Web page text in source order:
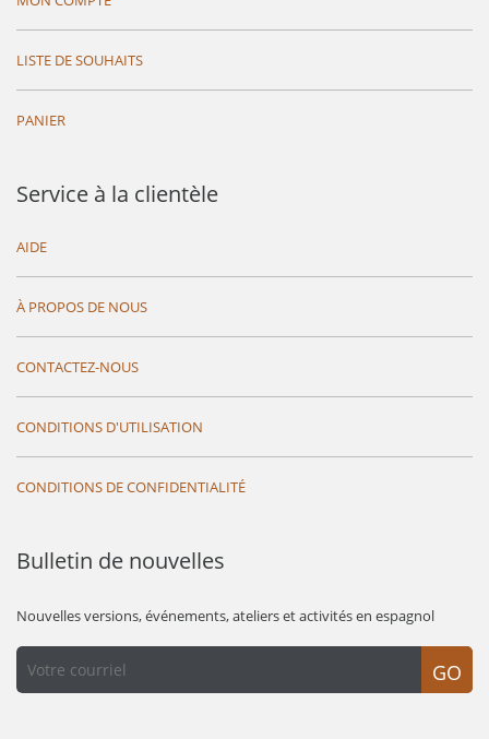
LISTE DE SOUHAITS
PANIER
Service à la clientèle
AIDE
À PROPOS DE NOUS
CONTACTEZ-NOUS
CONDITIONS D'UTILISATION
CONDITIONS DE CONFIDENTIALITÉ
Bulletin de nouvelles
Nouvelles versions, événements, ateliers et activités en espagnol
GO